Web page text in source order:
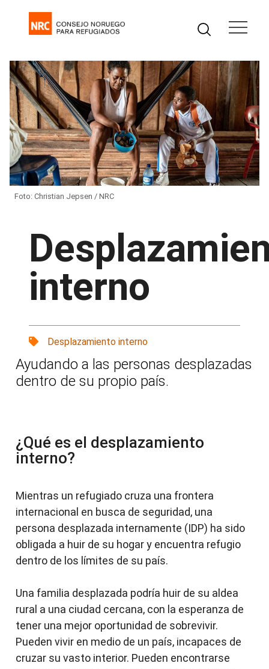
Foto: Christian Jepsen / NRC
interno
Desplazamiento interno
Ayudando a las personas desplazadas
dentro de su propio país.
¿Qué es el desplazamiento
interno?
Mientras un refugiado cruza una frontera
internacional en busca de seguridad, una
persona desplazada internamente (IDP) ha sido
obligada a huir de su hogar y encuentra refugio
dentro de los límites de su país.
Una familia desplazada podría huir de su aldea
rural a una ciudad cercana, con la esperanza de
tener una mejor oportunidad de sobrevivir.
Pueden vivir en medio de un país, incapaces de
cruzar su vasto interior. Pueden encontrarse